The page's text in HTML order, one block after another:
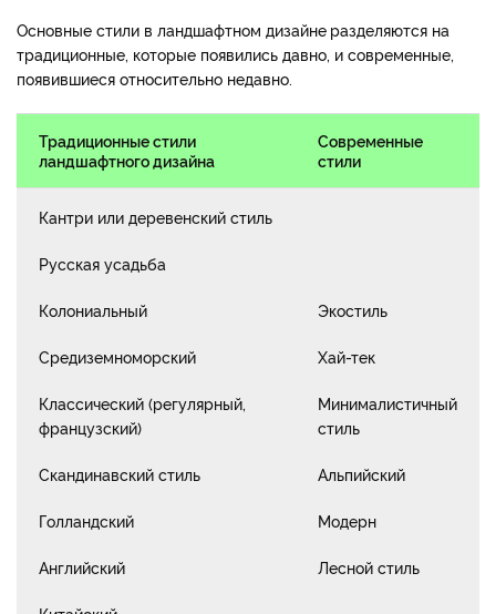
Основные стили в ландшафтном дизайне разделяются на
традиционные, которые появились давно, и современные,
появившиеся относительно недавно.
Традиционные стили
ландшафтного дизайна
Современные
стили
Кантри или деревенский стиль
Русская усадьба
Колониальный
Средиземноморский
Классический (регулярный,
французский)
Скандинавский стиль
Голландский
Английский
Экостиль
Хай-тек
Минималистичный
стиль
Альпийский
Модерн
Лесной стиль